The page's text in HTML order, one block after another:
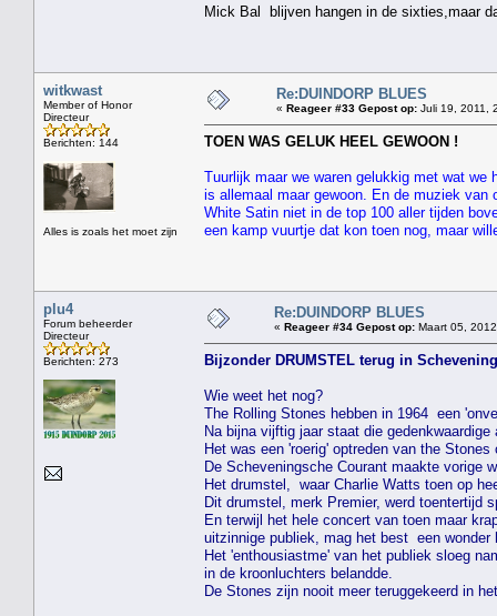
Mick Bal blijven hangen in de sixties,maar
witkwast
Member of Honor
Directeur
Berichten: 144
Alles is zoals het moet zijn
Re:DUINDORP BLUES
« Reageer #33 Gepost op: Juli 19, 2011,
TOEN WAS GELUK HEEL GEWOON !
Tuurlijk maar we waren gelukkig met wat
is allemaal maar gewoon. En de muziek
White Satin niet in de top 100 aller tijden
een kamp vuurtje dat kon toen nog, maar
plu4
Forum beheerder
Directeur
Berichten: 273
Re:DUINDORP BLUES
« Reageer #34 Gepost op: Maart 05,
Bijzonder DRUMSTEL terug in
Wie weet het nog?
The Rolling Stones hebben in 1964 een
Na bijna vijftig jaar staat die
Het was een 'roerig' optreden van the
De Scheveningsche Courant maakte vorige
Het drumstel, waar Charlie Watts toen op
Dit drumstel, merk Premier, werd toentertijd
En terwijl het hele concert van toen maar
uitzinnige publiek, mag het best een
Het 'enthousiastme' van het publiek sloeg
in de kroonluchters belandde.
De Stones zijn nooit meer teruggekeerd in